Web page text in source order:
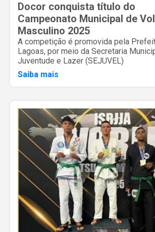
Docor conquista título do
Campeonato Municipal de
Masculino 2025
A competição é promovida pela
Lagoas, por meio da Secretaria
Juventude e Lazer (SEJUVEL)
Saiba mais